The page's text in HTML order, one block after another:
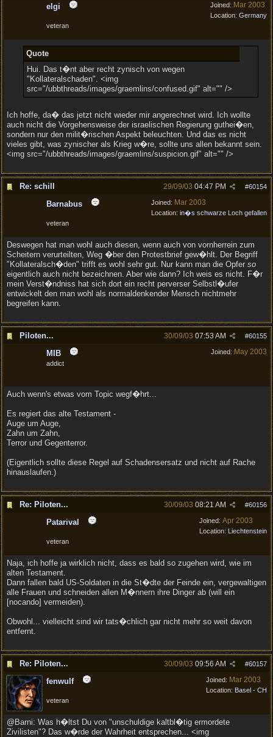
Joined: Mar 2003
Location: Germany
elgi
veteran
Quote
Hui. Das t�nt aber recht zynisch von wegen
"Kollateralschaden". <img
src="/ubbthreads/images/graemlins/confused.gif" alt="" />
Ich hoffe, da� das jetzt nicht wieder mir angerechnet wird. Ich wollte
auch nicht die Vorgehensweise der israelischen Regierung guthei�en,
sondern nur den milit�rischen Aspekt beleuchten. Und das es nicht
vieles gibt, was zynischer als Krieg w�re, sollte uns allen bekannt sein.
<img src="/ubbthreads/images/graemlins/suspicion.gif" alt="" />
Re: schill #60154
29/09/03 04:47 PM
Joined: Mar 2003
Location: in�s schwarze Loch gefallen
Barnabus
veteran
Deswegen hat man wohl auch diesen, wenn auch von vornherrein zum
Scheitern verurteilten, Weg �ber den Protestbrief gew�hlt. Der Begriff
"Kollateralsch�den" trifft es wohl sehr gut. Nur kann man die Opfer so
eigentlich auch nicht bezeichnen. Aber wie dann? Ich weis es nicht. F�r
mein Verst�ndniss hat sich dort ein recht perverser Selbstl�ufer
entwickelt den man wohl als normaldenkender Mensch nichtmehr
begreifen kann.
Piloten... #60155
30/09/03 07:53 AM
Joined: May 2003
MIB
addict
Auch wenn's etwas vom Topic wegf�hrt...
Es regiert das alte Testament -
Auge um Auge,
Zahn um Zahn,
Terror und Gegenterror.
(Eigentlich sollte diese Regel auf Schadensersatz und nicht auf Rache
hinauslaufen.)
Re: Piloten... #60156
30/09/03 08:21 AM
Joined: Apr 2003
Location: Liechtenstein
Patarival
veteran
Naja, ich hoffe ja wirklich nicht, dass es bald so zugehen wird, wie im
alten Testament.
Dann fallen bald US-Soldaten in die St�dte der Feinde ein, vergewaltigen
alle Frauen und schneiden allen M�nnern ihre Dinger ab (will ein
[nocando] vermeiden).
Obwohl... vielleicht sind wir tats�chlich gar nicht mehr so weit davon
entfernt.
Re: Piloten... #60157
30/09/03 09:56 AM
Joined: Mar 2003
Location: Basel - CH
fenwulf
veteran
@Barni: Was h�ltst Du von "unschuldige kaltbl�tig ermordete
Zivilisten"? Das w�rde der Wahrheit entsprechen... <img